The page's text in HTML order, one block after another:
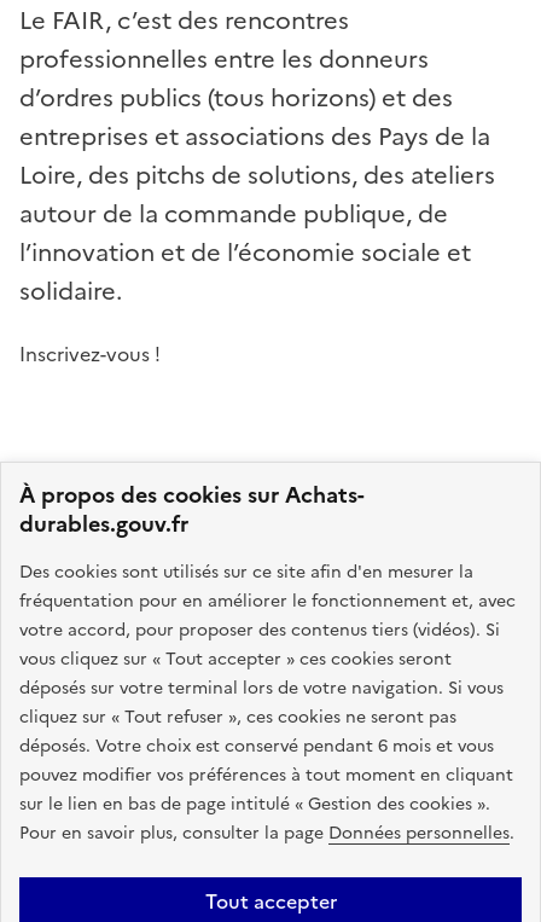
À propos des cookies sur Achats-
durables.gouv.fr
Des cookies sont utilisés sur ce site afin d'en mesurer la
fréquentation pour en améliorer le fonctionnement et, avec
votre accord, pour proposer des contenus tiers (vidéos). Si
vous cliquez sur « Tout accepter » ces cookies seront
déposés sur votre terminal lors de votre navigation. Si vous
cliquez sur « Tout refuser », ces cookies ne seront pas
déposés. Votre choix est conservé pendant 6 mois et vous
pouvez modifier vos préférences à tout moment en cliquant
sur le lien en bas de page intitulé « Gestion des cookies ».
Pour en savoir plus, consulter la page Données personnelles.
Tout accepter
Le FAIR, c’est des rencontres
professionnelles entre les donneurs
d’ordres publics (tous horizons) et des
entreprises et associations des Pays de la
Loire, des pitchs de solutions, des ateliers
autour de la commande publique, de
l’innovation et de l’économie sociale et
solidaire.
Inscrivez-vous !
GOUVERNEMENT
L
i
b
e
r
t
é
,
É
Ce portail vise à rassembler toutes les informations
pertinentes sur l'achat durable : textes juridiques,
accompagnement de proximité, formations, outils pratiques
et d'aide à l'élaboration d'une stratégie d'achats
responsables.
info.gouv.fr
service-public.fr